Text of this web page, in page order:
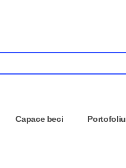
Capace beci Portofoliu